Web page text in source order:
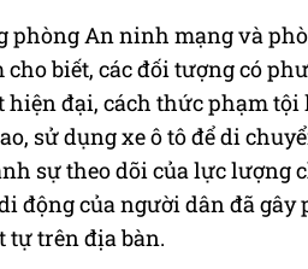
phòng An ninh mạng và
cho biết, các đối tượng có
đại, cách thức phạm
sử dụng xe ô tô để di
sự theo dõi của lực lượng
động của người dân đã
trên địa bàn.